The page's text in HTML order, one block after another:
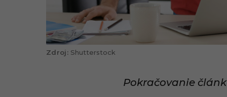
Shutterstock
Pokračovanie